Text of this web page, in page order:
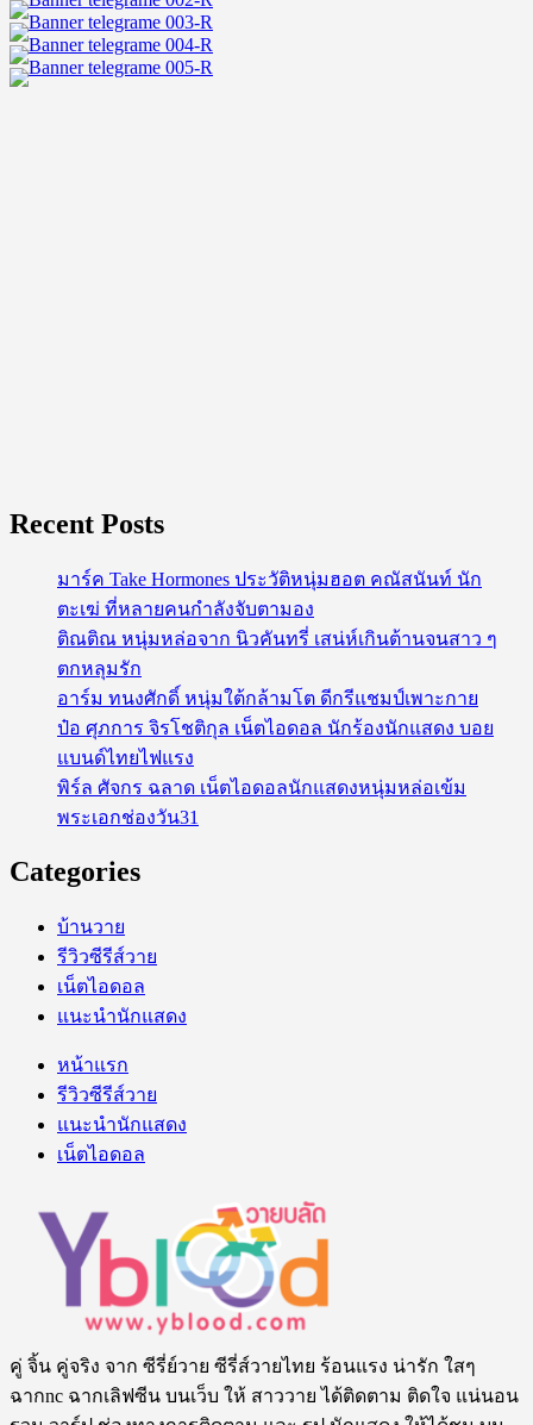
โฮส
Asgard
ยอด
Recent Posts
มาร์ค Take Hormones ประวัติหนุ่มฮอต คณัสนันท์ นัก
ตะเฆ่ ที่หลายคนกำลังจับตามอง
ติณติณ หนุ่มหล่อจาก นิวคันทรี่ เสน่ห์เกินต้านจนสาว ๆ
ตกหลุมรัก
อาร์ม ทนงศักดิ์ หนุ่มใต้กล้ามโต ดีกรีแชมป์เพาะกาย
ป๋อ ศุภการ จิรโชติกุล เน็ตไอดอล นักร้องนักแสดง บอย
แบนด์ไทยไฟแรง
พิร์ล ศัจกร ฉลาด เน็ตไอดอลนักแสดงหนุ่มหล่อเข้ม
พระเอกช่องวัน31
Categories
บ้านวาย
รีวิวซีรีส์วาย
เน็ตไอดอล
แนะนำนักแสดง
หน้าแรก
รีวิวซีรีส์วาย
แนะนำนักแสดง
เน็ตไอดอล
คู่ จิ้น คู่จริง จาก ซีรี่ย์วาย ซีรี่ส์วายไทย ร้อนแรง น่ารัก ใสๆ
ฉากnc ฉากเลิฟซีน บนเว็บ ให้ สาววาย ได้ติดตาม ติดใจ แน่นอน